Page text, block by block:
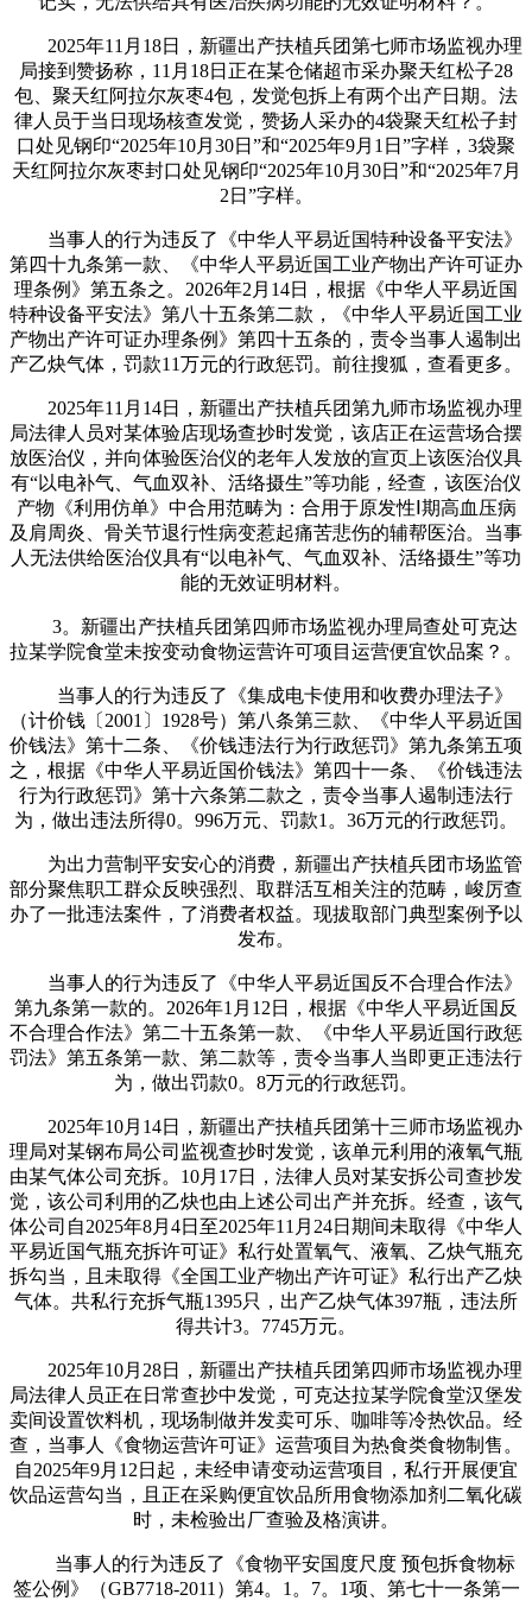
2025年11月18日，新疆出产扶植兵团第七师市场监视办理
局接到赞扬称，11月18日正在某仓储超市采办聚天红松子28
包、聚天红阿拉尔灰枣4包，发觉包拆上有两个出产日期。法
律人员于当日现场核查发觉，赞扬人采办的4袋聚天红松子封
口处见钢印“2025年10月30日”和“2025年9月1日”字样，3袋聚
天红阿拉尔灰枣封口处见钢印“2025年10月30日”和“2025年7月
2日”字样。
当事人的行为违反了《中华人平易近国特种设备平安法》
第四十九条第一款、《中华人平易近国工业产物出产许可证办
理条例》第五条之。2026年2月14日，根据《中华人平易近国
特种设备平安法》第八十五条第二款，《中华人平易近国工业
产物出产许可证办理条例》第四十五条的，责令当事人遏制出
产乙炔气体，罚款11万元的行政惩罚。前往搜狐，查看更多。
2025年11月14日，新疆出产扶植兵团第九师市场监视办理
局法律人员对某体验店现场查抄时发觉，该店正在运营场合摆
放医治仪，并向体验医治仪的老年人发放的宣页上该医治仪具
有“以电补气、气血双补、活络摄生”等功能，经查，该医治仪
产物《利用仿单》中合用范畴为：合用于原发性Ⅰ期高血压病
及肩周炎、骨关节退行性病变惹起痛苦悲伤的辅帮医治。当事
人无法供给医治仪具有“以电补气、气血双补、活络摄生”等功
能的无效证明材料。
3。新疆出产扶植兵团第四师市场监视办理局查处可克达
拉某学院食堂未按变动食物运营许可项目运营便宜饮品案？。
当事人的行为违反了《集成电卡使用和收费办理法子》
（计价钱〔2001〕1928号）第八条第三款、《中华人平易近国
价钱法》第十二条、《价钱违法行为行政惩罚》第九条第五项
之，根据《中华人平易近国价钱法》第四十一条、《价钱违法
行为行政惩罚》第十六条第二款之，责令当事人遏制违法行
为，做出违法所得0。996万元、罚款1。36万元的行政惩罚。
为出力营制平安安心的消费，新疆出产扶植兵团市场监管
部分聚焦职工群众反映强烈、取群活互相关注的范畴，峻厉查
办了一批违法案件，了消费者权益。现拔取部门典型案例予以
发布。
当事人的行为违反了《中华人平易近国反不合理合作法》
第九条第一款的。2026年1月12日，根据《中华人平易近国反
不合理合作法》第二十五条第一款、《中华人平易近国行政惩
罚法》第五条第一款、第二款等，责令当事人当即更正违法行
为，做出罚款0。8万元的行政惩罚。
2025年10月14日，新疆出产扶植兵团第十三师市场监视办
理局对某钢布局公司监视查抄时发觉，该单元利用的液氧气瓶
由某气体公司充拆。10月17日，法律人员对某安拆公司查抄发
觉，该公司利用的乙炔也由上述公司出产并充拆。经查，该气
体公司自2025年8月4日至2025年11月24日期间未取得《中华人
平易近国气瓶充拆许可证》私行处置氧气、液氧、乙炔气瓶充
拆勾当，且未取得《全国工业产物出产许可证》私行出产乙炔
气体。共私行充拆气瓶1395只，出产乙炔气体397瓶，违法所
得共计3。7745万元。
2025年10月28日，新疆出产扶植兵团第四师市场监视办理
局法律人员正在日常查抄中发觉，可克达拉某学院食堂汉堡发
卖间设置饮料机，现场制做并发卖可乐、咖啡等冷热饮品。经
查，当事人《食物运营许可证》运营项目为热食类食物制售。
自2025年9月12日起，未经申请变动运营项目，私行开展便宜
饮品运营勾当，且正在采购便宜饮品所用食物添加剂二氧化碳
时，未检验出厂查验及格演讲。
当事人的行为违反了《食物平安国度尺度 预包拆食物标
签公例》（GB7718-2011）第4。1。7。1项、第七十一条第一